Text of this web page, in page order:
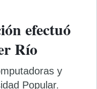
efectuó
Río
y
Popular.